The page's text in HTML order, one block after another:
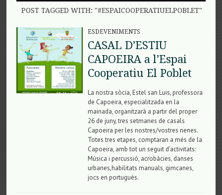
POST TAGGED WITH: "#ESPAICOOPERATIUELPOBLET"
ESDEVENIMENTS
CASAL D’ESTIU
CAPOEIRA a l’Espai
Cooperatiu El Poblet
La nostra sòcia, Estel san Luis, professora
de Capoeira, especialitzada en la
mainada, organitzarà a partir del proper
26 de juny, tres setmanes de casals
Capoeira per les nostres/vostres nenes.
Totes tres etapes, comptaran a més de la
Capoeira, amb tot un seguit d’activitats:
Música i percussió, acrobàcies, danses
urbanes,habilitats manuals, gimcanes,
jocs en portuguès.